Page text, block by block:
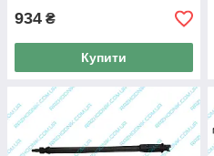
934 ₴
Купити